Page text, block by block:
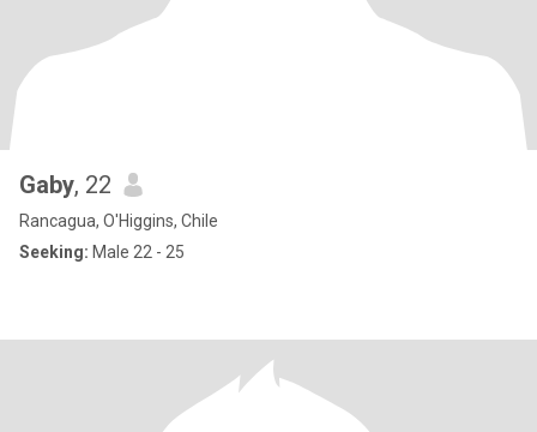
Gaby, 22
Rancagua, O'Higgins, Chile
Seeking: Male 22 - 25